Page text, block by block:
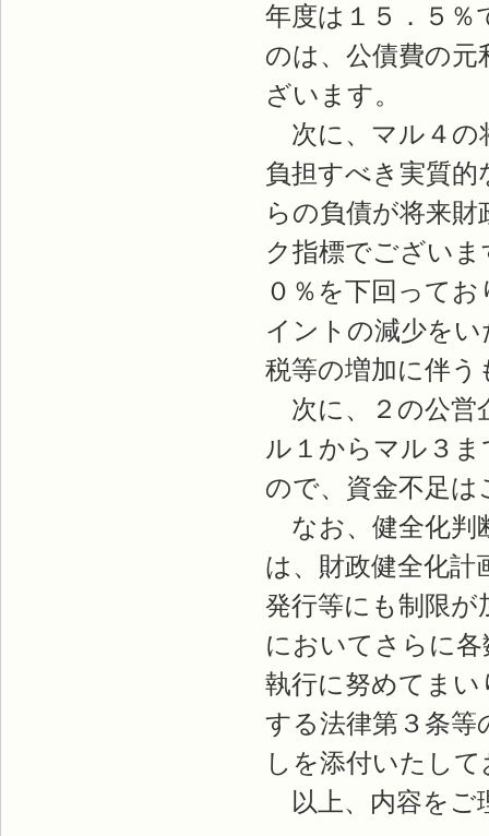
年度は１５．５
のは、公債費の
ざいます。
次に、マル４の
負担すべき実質
らの負債が将来
ク指標でござい
０％を下回って
イントの減少を
税等の増加に伴
次に、２の公営
ル１からマル３
ので、資金不足
なお、健全化判
は、財政健全化
発行等にも制限
においてさらに
執行に努めてまい
する法律第３条等
しを添付いたし
以上、内容をご